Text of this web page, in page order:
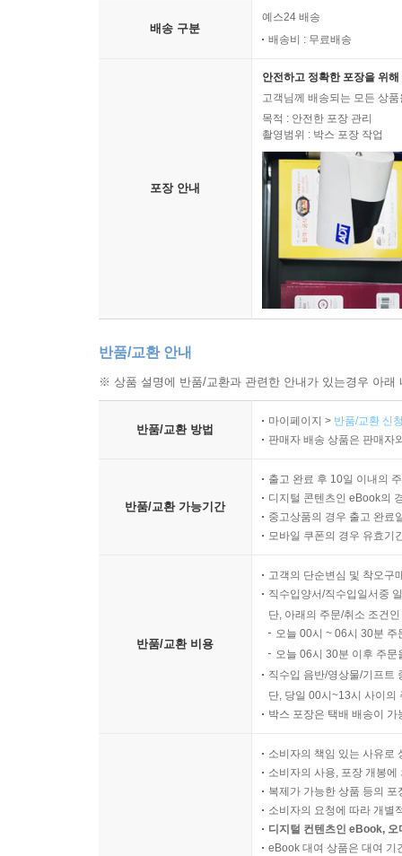
배송 구분
예스24 배송
배송비 : 무료배송
포장 안내
안전하고 정확한 포장을 위
고객님께 배송되는 모든 상
목적 : 안전한 포장 관리
촬영범위 : 박스 포장 작업
반품/교환 안내
※ 상품 설명에 반품/교환과 관련한 안내가 있는경우 아
반품/교환 방법
마이페이지 > 반품/교환 신
판매자 배송 상품은 판매자
반품/교환 가능기간
출고 완료 후 10일 이내의
디지털 콘텐츠인 eBook의
중고상품의 경우 출고 완료
모바일 쿠폰의 경우 유효기
반품/교환 비용
고객의 단순변심 및 착오구
직수입양서/직수입일서중
단, 아래의 주문/취소 조건
오늘 00시 ~ 06시 30분
오늘 06시 30분 이후 주
직수입 음반/영상물/기프트
단, 당일 00시~13시 사이의
박스 포장은 택배 배송이
소비자의 책임 있는 사유로
소비자의 사용, 포장 개봉
복제가 가능한 상품 등의
소비자의 요청에 따라 개별
디지털 컨텐츠인 eBook,
eBook 대여 상품은 대여 기